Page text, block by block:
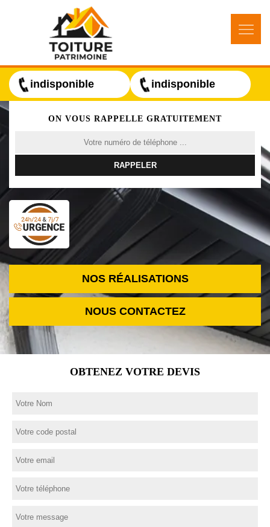
indisponible indisponible
ON VOUS RAPPELLE GRATUITEMENT
NOS RÉALISATIONS
NOUS CONTACTEZ
OBTENEZ VOTRE DEVIS